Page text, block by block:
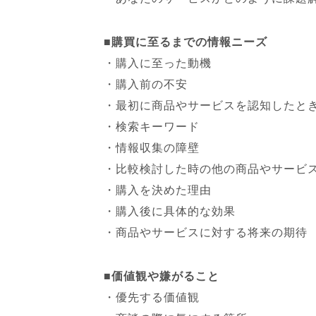
■購買に至るまでの情報ニーズ
・購入に至った動機
・購入前の不安
・最初に商品やサービスを認知したと
・検索キーワード
・情報収集の障壁
・比較検討した時の他の商品やサービス
・購入を決めた理由
・購入後に具体的な効果
・商品やサービスに対する将来の期待
■価値観や嫌がること
・優先する価値観